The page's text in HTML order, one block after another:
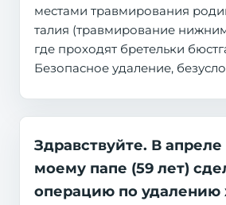
местами травмирования
талия (травмирование
где проходят бретельки
Безопасное удаление,
Здравствуйте. В апреле
моему папе (59 лет)
операцию по удалению